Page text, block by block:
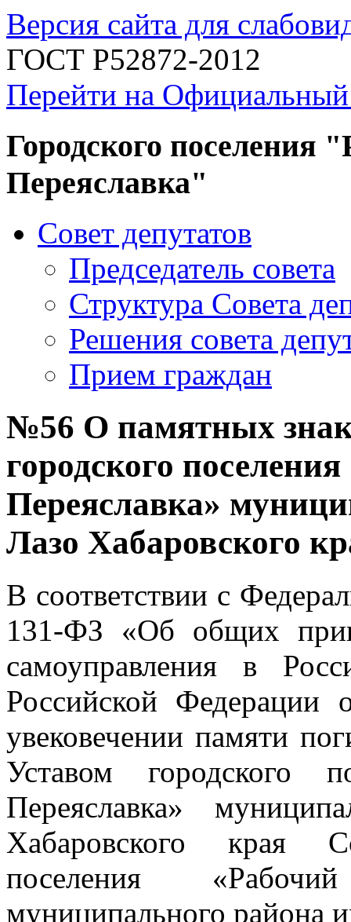
Версия сайта для
ГОСТ Р52872-2012
Перейти на
Городского поселения
Переяславка"
Совет депутатов
Председатель совета
Структура Совета
Решения совета
Прием граждан
№56 О памятных
городского
Переяславка»
Лазо Хабаровского
В соответствии с
131-ФЗ «Об общих
самоуправления в
Российской
увековечении памяти
Уставом городского
Переяславка»
Хабаровского края
поселения
муниципального района